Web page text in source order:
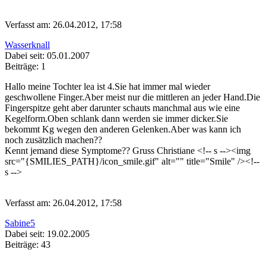
Verfasst am: 26.04.2012, 17:58
Wasserknall
Dabei seit: 05.01.2007
Beiträge: 1
Hallo meine Tochter lea ist 4.Sie hat immer mal wieder
geschwollene Finger.Aber meist nur die mittleren an jeder Hand.Die
Fingerspitze geht aber darunter schauts manchmal aus wie eine
Kegelform.Oben schlank dann werden sie immer dicker.Sie
bekommt Kg wegen den anderen Gelenken.Aber was kann ich
noch zusätzlich machen??
Kennt jemand diese Symptome?? Gruss Christiane <!-- s --><img
src="{SMILIES_PATH}/icon_smile.gif" alt="" title="Smile" /><!--
s -->
Verfasst am: 26.04.2012, 17:58
Sabine5
Dabei seit: 19.02.2005
Beiträge: 43